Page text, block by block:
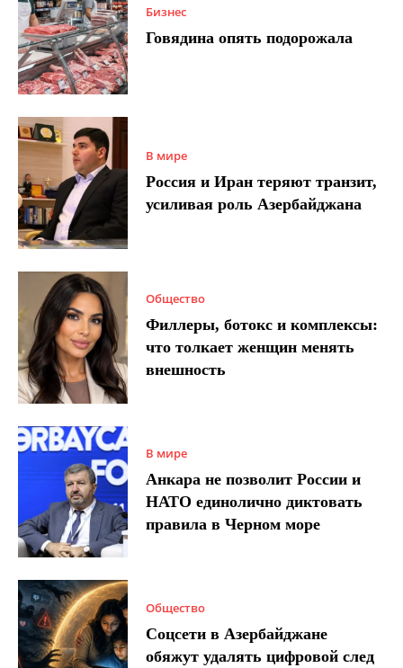
Бизнес
Говядина опять подорожала
В мире
Россия и Иран теряют транзит,
усиливая роль Азербайджана
Общество
Филлеры, ботокс и комплексы:
что толкает женщин менять
внешность
В мире
Анкара не позволит России и
НАТО единолично диктовать
правила в Черном море
Общество
Соцсети в Азербайджане
обяжут удалять цифровой след